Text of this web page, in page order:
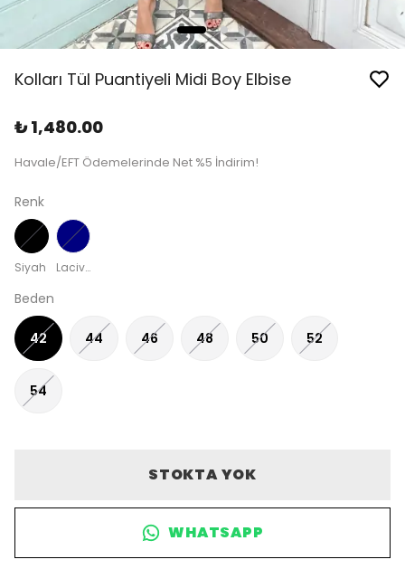
Kolları Tül Puantiyeli Midi Boy Elbise
₺ 1,480.00
Havale/EFT Ödemelerinde Net %5 İndirim!
Renk
Siyah Lacivert
Beden
42 44 46 48 50 52
54
STOKTA YOK
WHATSAPP